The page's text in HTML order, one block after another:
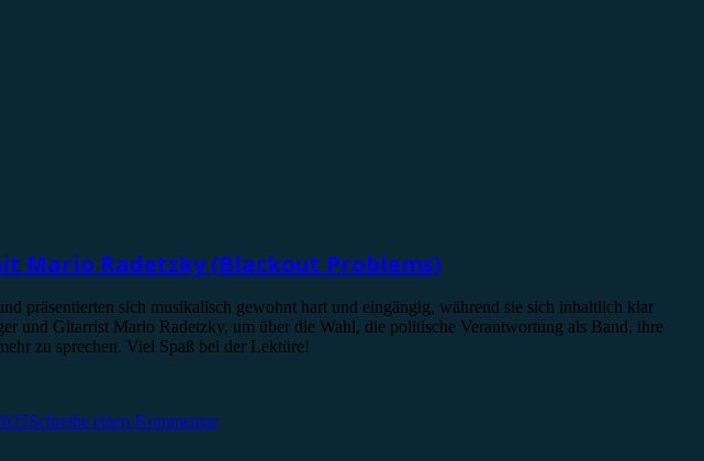
Mario Radetzky (Blackout Problems)
präsentierten sich musikalisch gewohnt hart und eingängig, während sie sich inhaltlich klar
und Gitarrist Mario Radetzky, um über die Wahl, die politische Verantwortung als Band, ihre
zu sprechen. Viel Spaß bei der Lektüre!
Schreibe einen Kommentar